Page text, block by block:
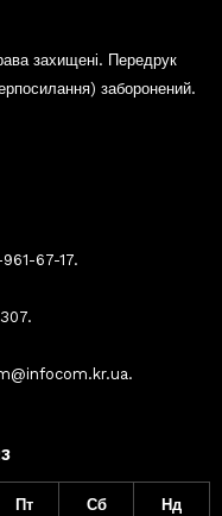
захищені. Передрук
заборонений.
67-17.
Пт Сб Нд